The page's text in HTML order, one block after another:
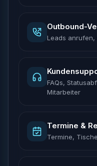
Outbound-
Leads
FAQs,
Mitarbeiter
Termine &
Termine,